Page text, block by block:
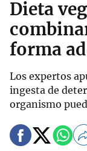
Dieta
forma
Los expertos
ingesta de
organismo